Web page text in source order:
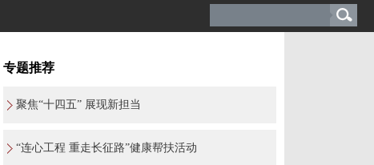
专题推荐
聚焦“十四五” 展现新担当
“连心工程 重走长征路”健康帮扶活动